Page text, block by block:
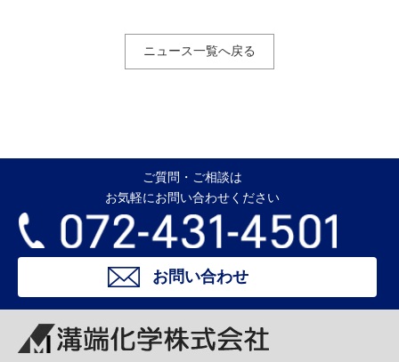
ニュース一覧へ戻る
ご質問・ご相談は
お気軽にお問い合わせください
お問い合わせ